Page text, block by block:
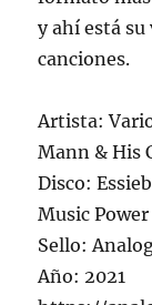
y ahí está
canciones.
Artista:
Mann & His
Disco:
Music
Sello:
Año: 2021